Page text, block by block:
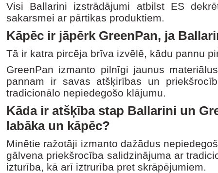
Visi Ballarini izstrādājumi atbilst ES
sakarsmei ar pārtikas produktiem.
Kāpēc ir jāpērk GreenPan, ja
Tā ir katra pircēja brīva izvēlē, kādu pannu
GreenPan izmanto pilnīgi jaunus
pannam ir savas atšķirības un
tradicionālo nepiedegošo klājumu.
Kāda ir atšķība stap Ballarini un
labāka un kāpēc?
Minētie ražotāji izmanto dažādus
gālvena priekšrocība salidzinājuma ar
izturība, kā arī iztrurība pret skrāpējumiem.